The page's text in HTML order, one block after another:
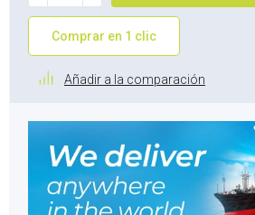
Comprar en 1 clic
Añadir a la comparación